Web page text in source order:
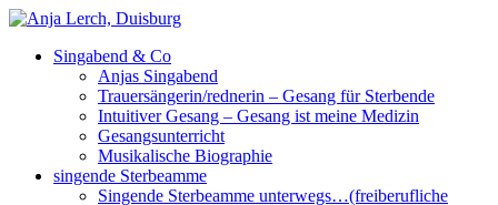
Anjas Welt
Singende Sterbeamme
Singabend & Co
Anjas Singabend
Trauersängerin/rednerin – Gesang für Sterbende
Intuitiver Gesang – Gesang ist meine Medizin
Gesangsunterricht
Musikalische Biographie
singende Sterbeamme
Singende Sterbeamme unterwegs…(freiberufliche